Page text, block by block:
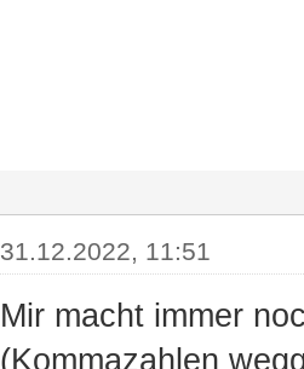
31.12.2022, 11:51
Mir macht immer
(Kommazahlen